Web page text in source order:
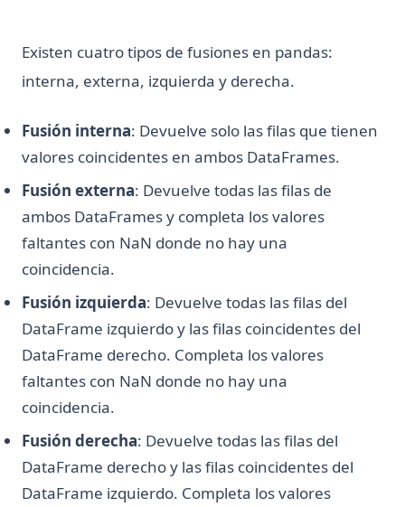
virtualenv, and Conda
Python asyncio: Complete Guide to Asynchronous
Python asyncio: Guía Completa de Programación
Asincrónica
Python defaultdict: Simplifica las operaciones de
Python defaultdict: Simplify Dictionary Operations with
Default Values
cadena formateados
Python f-strings: The Complete Guide to Formatted String
Literals
Python heapq: Colas de prioridad y operaciones de heap
simplificadas
Python heapq: Priority Queues and Heap Operations Made
Simple
Python itertools: Complete Guide to Iterator Building Blocks
Existen cuatro tipos de fusiones en pandas:
interna, externa, izquierda y derecha.
Fusión interna: Devuelve solo las filas que tienen
valores coincidentes en ambos DataFrames.
Fusión externa: Devuelve todas las filas de
ambos DataFrames y completa los valores
faltantes con NaN donde no hay una
coincidencia.
Fusión izquierda: Devuelve todas las filas del
DataFrame izquierdo y las filas coincidentes del
DataFrame derecho. Completa los valores
faltantes con NaN donde no hay una
coincidencia.
Fusión derecha: Devuelve todas las filas del
DataFrame derecho y las filas coincidentes del
DataFrame izquierdo. Completa los valores